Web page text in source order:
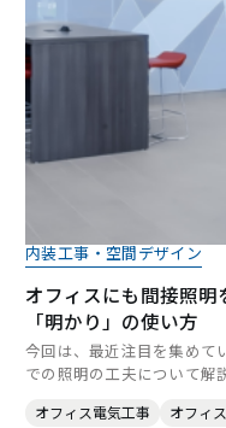
内装工事・空間デザイン
オフィスにも間接照
「明かり」の使い方
今回は、最近注目を集めて
での照明の工夫について解
オフィス電気工事 オフィ